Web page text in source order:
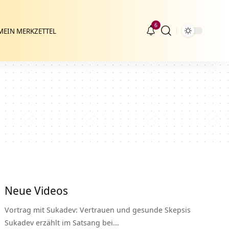
MERKZETTEL
6
Neue Videos
Vortrag mit Sukadev: Vertrauen und gesunde Skepsis
Sukadev erzählt im Satsang bei…